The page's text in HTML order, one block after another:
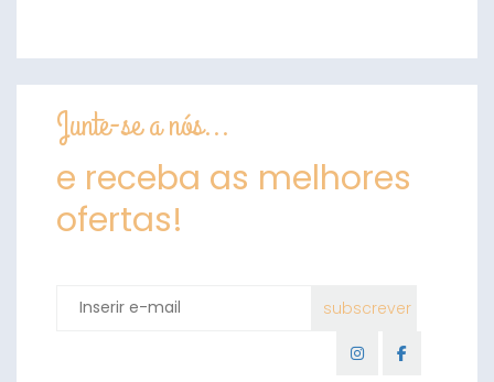
Junte-se a nós...
e receba as melhores
ofertas!